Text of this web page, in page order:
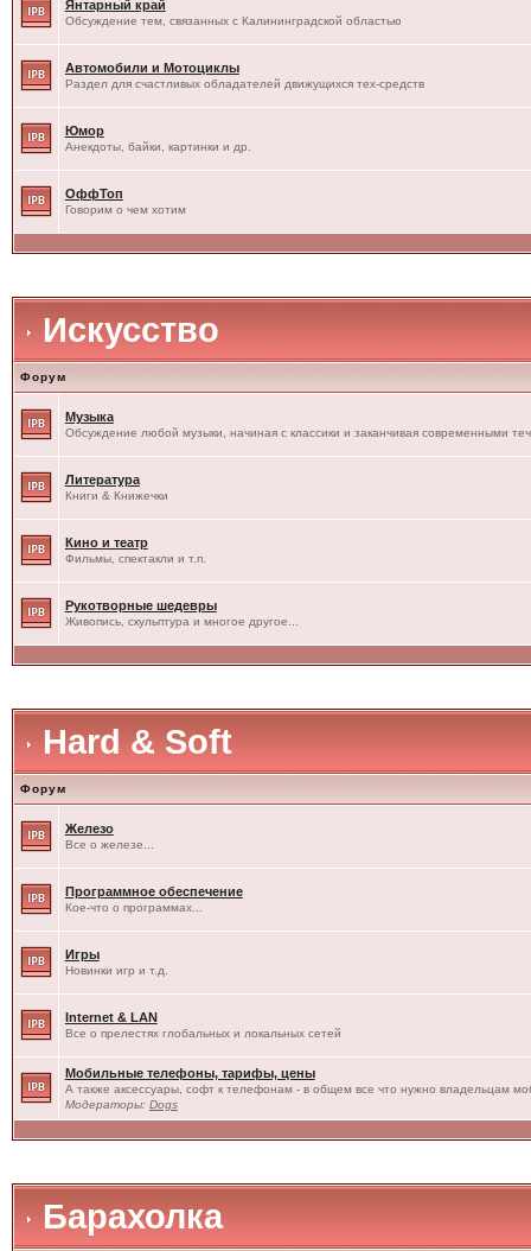
Янтарный край
Обсуждение тем, связанных с Калининградской областью
Автомобили и Мотоциклы
Раздел для счастливых обладателей движущихся тех-средств
Юмор
Анекдоты, байки, картинки и др.
ОффТоп
Говорим о чем хотим
Искусство
Форум
Музыка
Обсуждение любой музыки, начиная с классики и заканчивая современными
Литература
Книги & Книжечки
Кино и театр
Фильмы, спектакли и т.п.
Рукотворные шедевры
Живопись, скульптура и многое другое...
Hard & Soft
Форум
Железо
Все о железе...
Программное обеспечение
Кое-что о программах...
Игры
Новинки игр и т.д.
Internet & LAN
Все о прелестях глобальных и локальных сетей
Мобильные телефоны, тарифы, цены
А также аксессуары, софт к телефонам - в общем все что нужно владельцам
Модераторы: Dogs
Барахолка